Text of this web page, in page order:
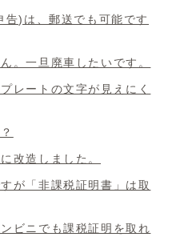
告)は、郵送でも可能です
。一旦廃車したいです。
レートの文字が見えにく
改造しました。
が「非課税証明書」は取
ビニでも課税証明を取れ